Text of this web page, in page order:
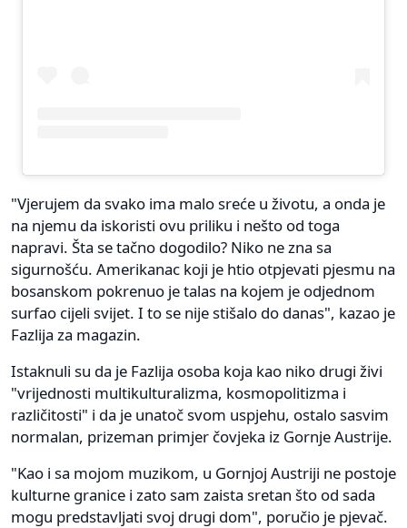
"Vjerujem da svako ima malo sreće u životu, a onda je
na njemu da iskoristi ovu priliku i nešto od toga
napravi. Šta se tačno dogodilo? Niko ne zna sa
sigurnošću. Amerikanac koji je htio otpjevati pjesmu na
bosanskom pokrenuo je talas na kojem je odjednom
surfao cijeli svijet. I to se nije stišalo do danas", kazao je
Fazlija za magazin.
Istaknuli su da je Fazlija osoba koja kao niko drugi živi
"vrijednosti multikulturalizma, kosmopolitizma i
različitosti" i da je unatoč svom uspjehu, ostalo sasvim
normalan, prizeman primjer čovjeka iz Gornje Austrije.
"Kao i sa mojom muzikom, u Gornjoj Austriji ne postoje
kulturne granice i zato sam zaista sretan što od sada
mogu predstavljati svoj drugi dom", poručio je pjevač.